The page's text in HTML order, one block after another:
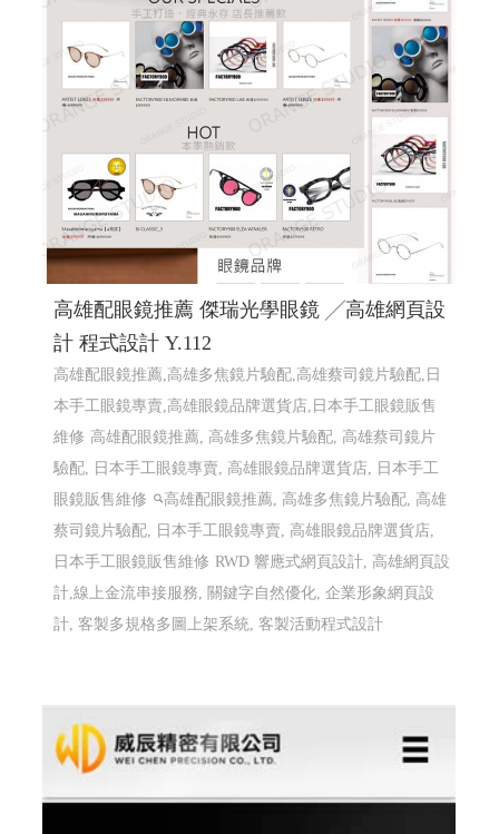
高雄配眼鏡推薦 傑瑞光學眼鏡 ╱高雄網頁設
計 程式設計 Y.112
高雄配眼鏡推薦,高雄多焦鏡片驗配,高雄蔡司鏡片驗配,日
本手工眼鏡專賣,高雄眼鏡品牌選貨店,日本手工眼鏡販售
維修 高雄配眼鏡推薦, 高雄多焦鏡片驗配, 高雄蔡司鏡片
驗配, 日本手工眼鏡專賣, 高雄眼鏡品牌選貨店, 日本手工
眼鏡販售維修
高雄配眼鏡推薦, 高雄多焦鏡片驗配, 高雄
蔡司鏡片驗配, 日本手工眼鏡專賣, 高雄眼鏡品牌選貨店,
日本手工眼鏡販售維修 RWD 響應式網頁設計, 高雄網頁設
計,線上金流串接服務, 關鍵字自然優化, 企業形象網頁設
計, 客製多規格多圖上架系統, 客製活動程式設計